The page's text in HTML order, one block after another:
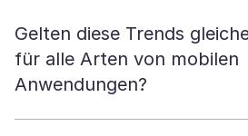
Gelten diese Trends
für alle Arten von mobilen
Anwendungen?